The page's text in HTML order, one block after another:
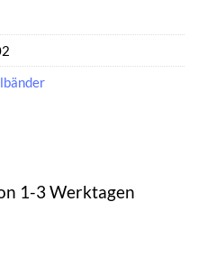
1-3 Werktagen